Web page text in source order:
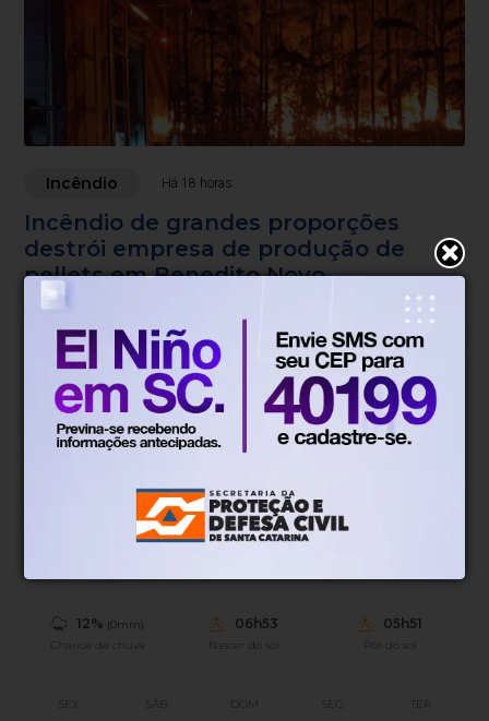
Incêndio Há 18 horas
Incêndio de grandes proporções
destrói empresa de produção de
pellets em Benedito Novo
Chamas atingiram área de mil metros quadrados e foram
controladas após quase quatro horas de combate.
Blumenau, SC
18°
Tempo nublado
0.94km/h
12% (0mm)
Chance de chuva
06h53
Nascer do sol
05h51
Pôr do sol
SEX SÁB DOM SEG TER